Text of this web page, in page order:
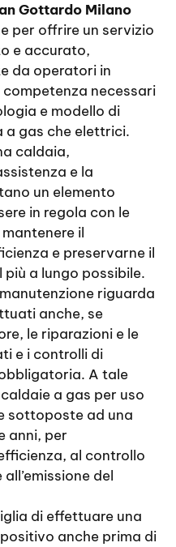
Gottardo Milano
per offrire un servizio
e accurato,
da operatori in
necessari
e modello di
a gas che elettrici.
caldaia,
e la
un elemento
in regola con le
il
e preservarne il
a lungo possibile.
riguarda
anche, se
le riparazioni e le
e i controlli di
A tale
a gas per uso
sottoposte ad una
anni, per
al controllo
del
di effettuare una
anche prima di